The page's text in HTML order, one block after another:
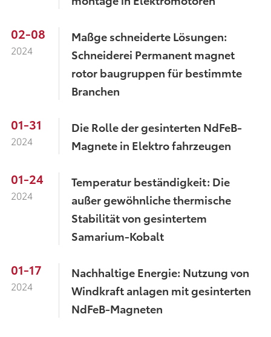
02-08
2024
Maßge schneiderte Lösungen:
Schneiderei Permanent magnet
rotor baugruppen für bestimmte
Branchen
01-31
2024
Die Rolle der gesinterten NdFeB-
Magnete in Elektro fahrzeugen
01-24
2024
Temperatur beständigkeit: Die
außer gewöhnliche thermische
Stabilität von gesintertem
Samarium-Kobalt
01-17
2024
Nachhaltige Energie: Nutzung von
Windkraft anlagen mit gesinterten
NdFeB-Magneten